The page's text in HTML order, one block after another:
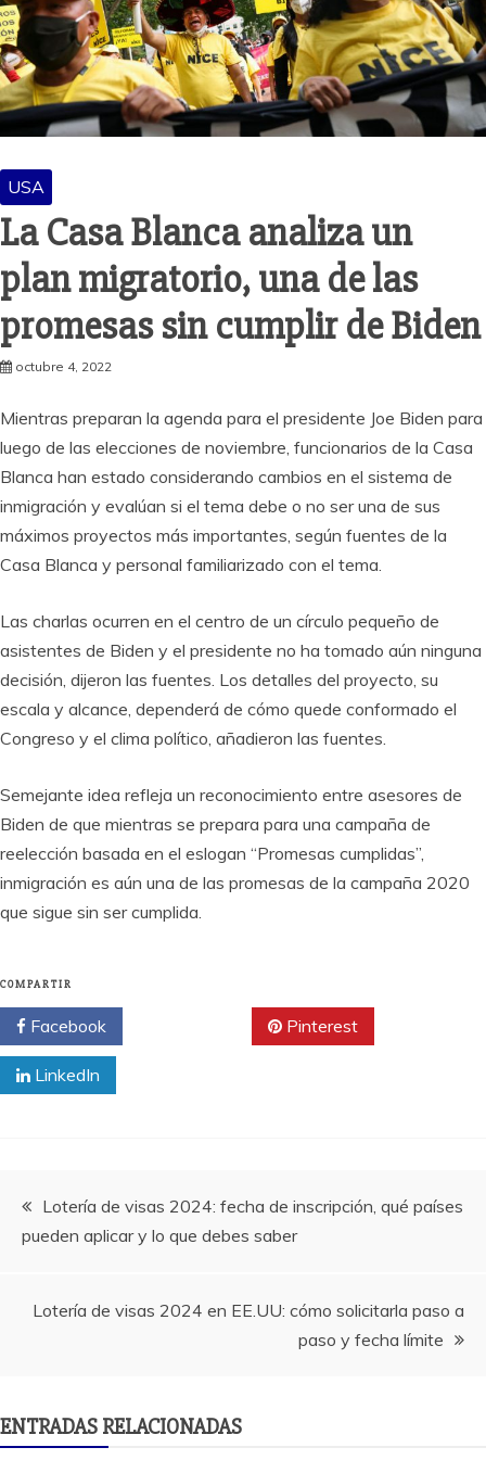
USA
La Casa Blanca analiza un
plan migratorio, una de las
promesas sin cumplir de Biden
octubre 4, 2022
Mientras preparan la agenda para el presidente Joe Biden para
luego de las elecciones de noviembre, funcionarios de la Casa
Blanca han estado considerando cambios en el sistema de
inmigración y evalúan si el tema debe o no ser una de sus
máximos proyectos más importantes, según fuentes de la
Casa Blanca y personal familiarizado con el tema.
Las charlas ocurren en el centro de un círculo pequeño de
asistentes de Biden y el presidente no ha tomado aún ninguna
decisión, dijeron las fuentes. Los detalles del proyecto, su
escala y alcance, dependerá de cómo quede conformado el
Congreso y el clima político, añadieron las fuentes.
Semejante idea refleja un reconocimiento entre asesores de
Biden de que mientras se prepara para una campaña de
reelección basada en el eslogan “Promesas cumplidas”,
inmigración es aún una de las promesas de la campaña 2020
que sigue sin ser cumplida.
COMPARTIR
Facebook Pinterest
LinkedIn
Navegación
de
entradas
Lotería de visas 2024: fecha de inscripción, qué países
pueden aplicar y lo que debes saber
Lotería de visas 2024 en EE.UU: cómo solicitarla paso a
paso y fecha límite
ENTRADAS RELACIONADAS